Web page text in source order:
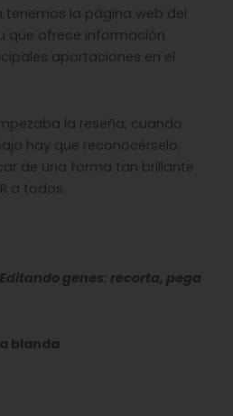
tenemos la página web del
que ofrece información
aportaciones en el
la reseña, cuando
hay que reconocérselo.
de una forma tan brillante
a todos.
genes: recorta, pega
blanda